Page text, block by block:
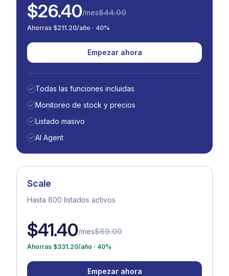
$26.40/mes$44.00
Ahorras $211.20/año · 40%
Empezar ahora
Todas las funciones incluidas
Monitoreo de stock y precios
Listado masivo
AI Agent
Scale
Hasta 800 listados activos
$41.40/mes$69.00
Ahorras $331.20/año · 40%
Empezar ahora